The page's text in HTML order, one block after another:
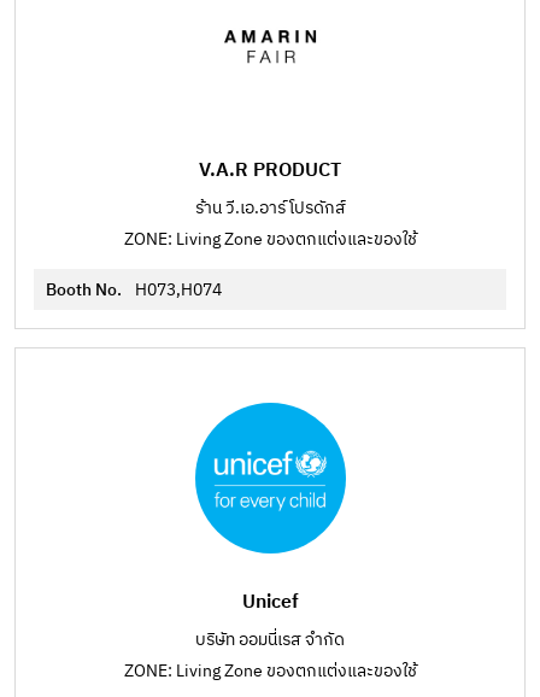
V.A.R PRODUCT
ร้าน วี.เอ.อาร์ โปรดักส์
ZONE: Living Zone ของตกแต่งและของใช้
Booth No. H073,H074
Unicef
บริษัท ออมนี่เรส จำกัด
ZONE: Living Zone ของตกแต่งและของใช้